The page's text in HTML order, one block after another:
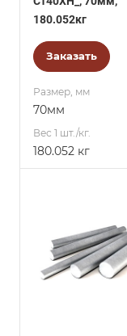
180.052кг
Заказать
Размер, мм
70мм
Вес 1 шт./кг.
180.052 кг